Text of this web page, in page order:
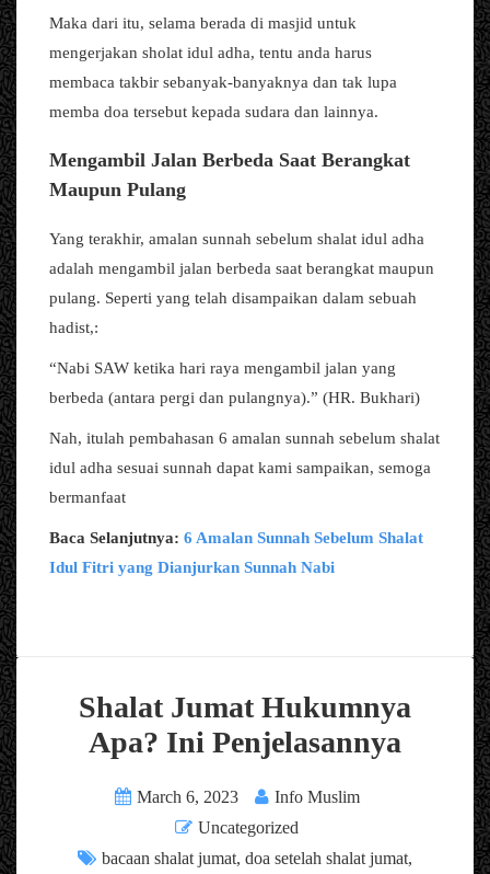
Maka dari itu, selama berada di masjid untuk
mengerjakan sholat idul adha, tentu anda harus
membaca takbir sebanyak-banyaknya dan tak lupa
memba doa tersebut kepada sudara dan lainnya.
Mengambil Jalan Berbeda Saat Berangkat
Maupun Pulang
Yang terakhir, amalan sunnah sebelum shalat idul adha
adalah mengambil jalan berbeda saat berangkat maupun
pulang. Seperti yang telah disampaikan dalam sebuah
hadist,:
“Nabi SAW ketika hari raya mengambil jalan yang
berbeda (antara pergi dan pulangnya).” (HR. Bukhari)
Nah, itulah pembahasan 6 amalan sunnah sebelum shalat
idul adha sesuai sunnah dapat kami sampaikan, semoga
bermanfaat
Baca Selanjutnya: 6 Amalan Sunnah Sebelum Shalat
Idul Fitri yang Dianjurkan Sunnah Nabi
Shalat Jumat Hukumnya
Apa? Ini Penjelasannya
March 6, 2023
Info Muslim
Uncategorized
bacaan shalat jumat, doa setelah shalat jumat,